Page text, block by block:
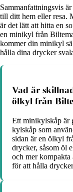
Sammanfattningsvis
till ditt hem eller resa.
är det lätt att hitta en
en minikyl från
kommer din minikyl
hålla dina drycker
Vad är
ölkyl från
Ett minikylskåp är
kylskåp som
sidan är en ölkyl
drycker, såsom öl
och mer
för att hålla